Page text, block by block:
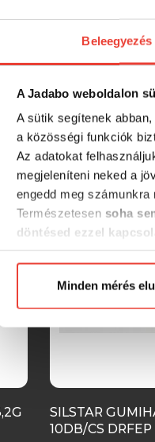
Beleegyezés
A Jadabo weboldalon
A sütik segítenek
a közösségi funkciók
Az adatokat
megjeleníteni neked a
engedd meg számunkra
Természetesen soha
döntésed ezzel
Előre is köszönjük!
Minden mérés
10 db/
SILSTAR
10DB/CS DRFEP